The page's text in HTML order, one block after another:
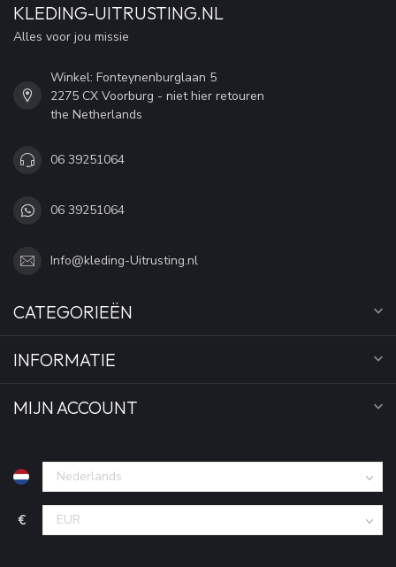
KLEDING-UITRUSTING.NL
Alles voor jou missie
Winkel: Fonteynenburglaan 5
2275 CX Voorburg - niet hier retouren
the Netherlands
06 39251064
06 39251064
Info@kleding-Uitrusting.nl
CATEGORIEËN
INFORMATIE
MIJN ACCOUNT
€